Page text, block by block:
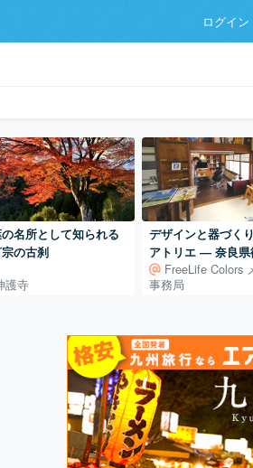
ログイン
名所として知られる
の古刹
護寺
デザインと器づく
アトリエ ― 奈良県
古民家での活動
FreeLife Colors
事務局